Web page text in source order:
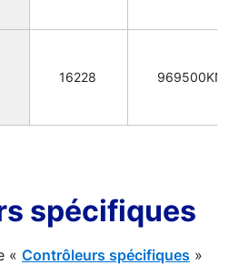
16228
spécifiques
« Contrôleurs spécifiques »